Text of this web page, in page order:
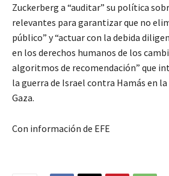
Zuckerberg a “auditar” su política
relevantes para garantizar que no
público” y “actuar con la debida
en los derechos humanos de los
algoritmos de recomendación” que
la guerra de Israel contra Hamás en
Gaza.
Con información de EFE